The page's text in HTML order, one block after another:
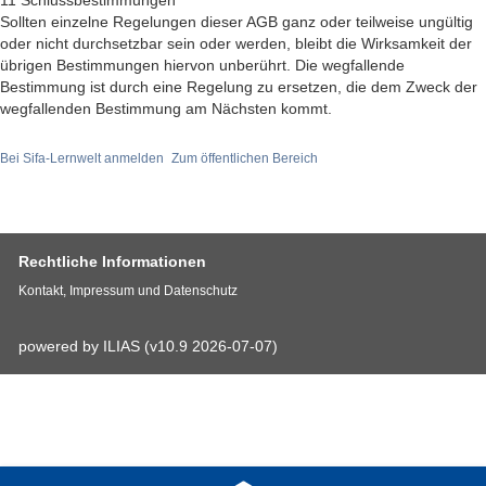
Sollten einzelne Regelungen dieser AGB ganz oder teilweise ungültig
oder nicht durchsetzbar sein oder werden, bleibt die Wirksamkeit der
übrigen Bestimmungen hiervon unberührt. Die wegfallende
Bestimmung ist durch eine Regelung zu ersetzen, die dem Zweck der
wegfallenden Bestimmung am Nächsten kommt.
Bei Sifa-Lernwelt anmelden Zum öffentlichen Bereich
Rechtliche Informationen
Kontakt, Impressum und Datenschutz
powered by ILIAS (v10.9 2026-07-07)